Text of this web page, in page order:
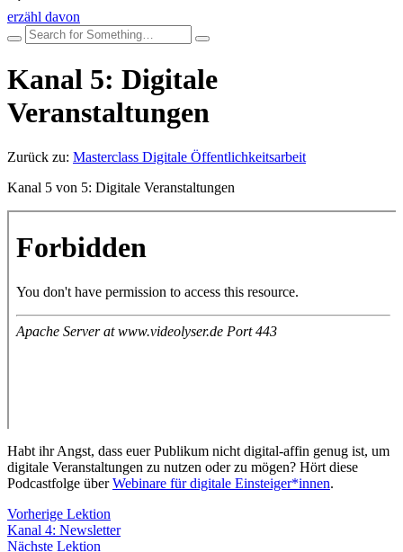
erzähl davon
Kanal 5: Digitale
Veranstaltungen
Zurück zu: Masterclass Digitale Öffentlichkeitsarbeit
Kanal 5 von 5: Digitale Veranstaltungen
Habt ihr Angst, dass euer Publikum nicht digital-affin genug ist, um
digitale Veranstaltungen zu nutzen oder zu mögen? Hört diese
Podcastfolge überWebinare für digitale Einsteiger*innen.
Vorherige Lektion
Kanal 4: Newsletter
Lektion
Nächste Lektion